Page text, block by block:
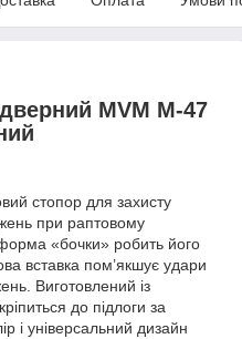
MVM M-47
стопор для захисту
при раптовому
«бочки» робить його
вставка пом’якшує удари
Виготовлений із
до підлоги за
і універсальний дизайн